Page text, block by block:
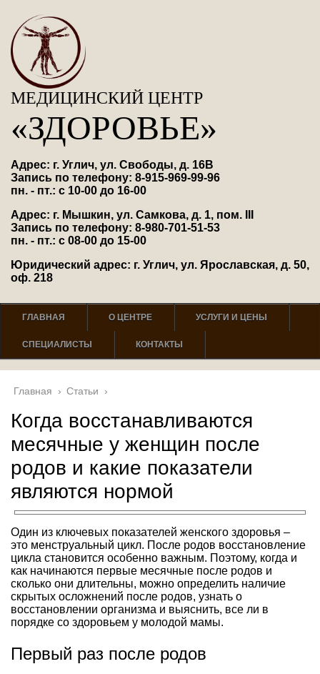
МЕДИЦИНСКИЙ ЦЕНТР
«ЗДОРОВЬЕ»
Адрес: г. Углич, ул. Свободы, д. 16В
Запись по телефону: 8-915-969-99-96
пн. - пт.: с 10-00 до 16-00
Адрес: г. Мышкин, ул. Самкова, д. 1, пом. III
Запись по телефону: 8-980-701-51-53
пн. - пт.: с 08-00 до 15-00
Юридический адрес: г. Углич, ул. Ярославская, д. 50,
оф. 218
ГЛАВНАЯ О ЦЕНТРЕ УСЛУГИ И ЦЕНЫ
СПЕЦИАЛИСТЫ КОНТАКТЫ
Главная › Статьи ›
Когда восстанавливаются
месячные у женщин после
родов и какие показатели
являются нормой
Один из ключевых показателей женского здоровья –
это менструальный цикл. После родов восстановление
цикла становится особенно важным. Поэтому, когда и
как начинаются первые месячные после родов и
сколько они длительны, можно определить наличие
скрытых осложнений после родов, узнать о
восстановлении организма и выяснить, все ли в
порядке со здоровьем у молодой мамы.
Первый раз после родов